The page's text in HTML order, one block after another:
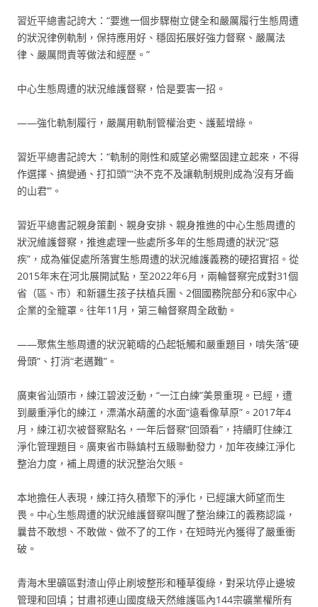
習近平總書記誇大：“要進一個步驟樹立健全和嚴厲履行生態周遭
的狀況律例軌制，保持應用好、穩固拓展好強力督察、嚴厲法
律、嚴厲問責等做法和經歷。”
中心生態周遭的狀況維護督察，恰是要害一招。
——強化軌制履行，嚴厲用軌制管權治吏、護藍增綠。
習近平總書記誇大：“軌制的剛性和威望必需堅固建立起來，不得
作選擇、搞變通、打扣頭”“決不克不及讓軌制規則成為‘沒有牙齒
的山君’”。
習近平總書記親身策劃、親身安排、親身推進的中心生態周遭的
狀況維護督察，推進處理一些處所多年的生態周遭的狀況“惡
疾”，成為催促處所落實生態周遭的狀況維護義務的硬招實招。從
2015年末在河北展開試點，至2022年6月，兩輪督察完成對31個
省（區、市）和新疆生孩子扶植兵團、2個國務院部分和6家中心
企業的全籠罩。往年11月，第三輪督察周全啟動。
——聚焦生態周遭的狀況範疇的凸起牴觸和嚴重題目，啃失落“硬
骨頭”、打消“老邁難”。
廣東省汕頭市，練江碧波泛動，“一江白練”美景重現。已經，遭
到嚴重淨化的練江，漂滿水葫蘆的水面“遠看像草原”。2017年4
月，練江初次被督察點名，一年后督察“回頭看”，持續盯住練江
淨化管理題目。廣東省市縣鎮村五級聯動發力，加年夜練江淨化
整治力度，補上周遭的狀況整治欠賬。
本地擔任人表現，練江持久積聚下的淨化，已經讓大師望而生
畏。中心生態周遭的狀況維護督察叫醒了整治練江的義務認識，
曩昔不敢想、不敢做、做不了的工作，在短時光內獲得了嚴重衝
破。
青海木里礦區對渣山停止刷坡整形和種草復綠，對采坑停止邊坡
管理和回填；甘肅祁連山國度級天然維護區內144宗礦業權所有